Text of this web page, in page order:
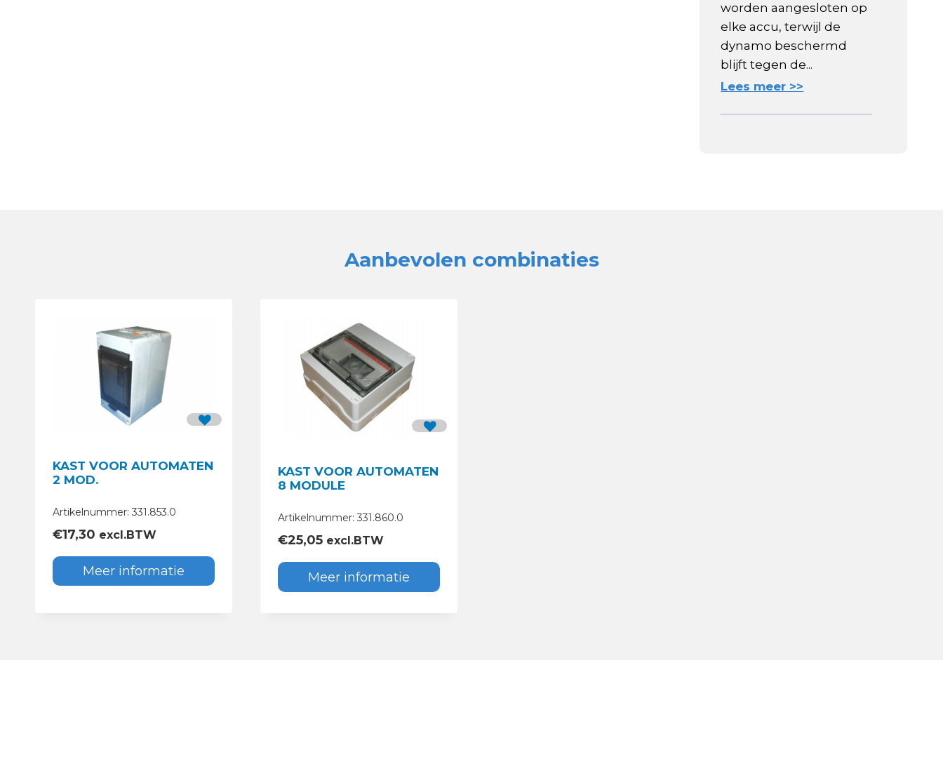
worden aangesloten op
elke accu, terwijl de
dynamo beschermd
blijft tegen de...
Lees meer >>
Aanbevolen combinaties
KAST VOOR AUTOMATEN
2 MOD.
Artikelnummer: 331.853.0
€17,30 excl.BTW
Meer informatie
KAST VOOR AUTOMATEN
8 MODULE
Artikelnummer: 331.860.0
€25,05 excl.BTW
Meer informatie